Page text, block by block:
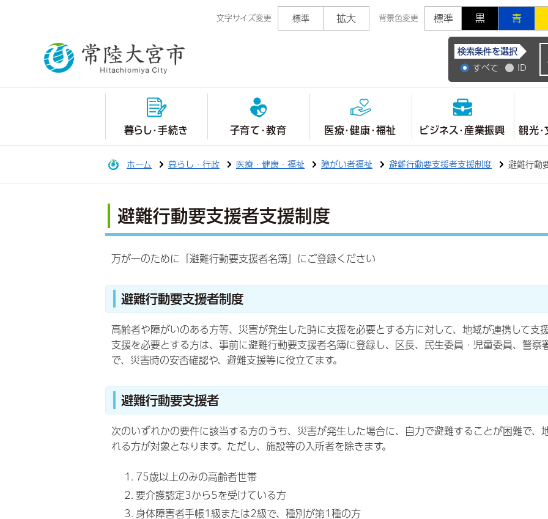
文字サイズ変更 標準 拡大 背景色変更 標準 黒 青
常陸大宮市公式ホ
検索条件を選択
すべて
ID
暮らし・手続き 子育て・教育 医療・健康・福祉 ビジネス・産業振興 観光
ホーム 暮らし・行政 医療・健康・福祉 障がい者福祉 避難行動要支援者支援制度 避難行動
避難行動要支援者支援制度
万が一のために「避難行動要支援者名簿」にご登録ください
避難行動要支援者制度
高齢者や障がいのある方等、災害が発生した時に支援を必要とする方に対して、地域が連携して支
支援を必要とする方は、事前に避難行動要支援者名簿に登録し、区長、民生委員・児童委員、警察
で、災害時の安否確認や、避難支援等に役立てます。
避難行動要支援者
次のいずれかの要件に該当する方のうち、災害が発生した場合に、自力で避難することが困難で、
れる方が対象となります。ただし、施設等の入所者を除きます。
75歳以上のみの高齢者世帯
要介護認定3から5を受けている方
身体障害者手帳1級または2級で、種別が第1種の方